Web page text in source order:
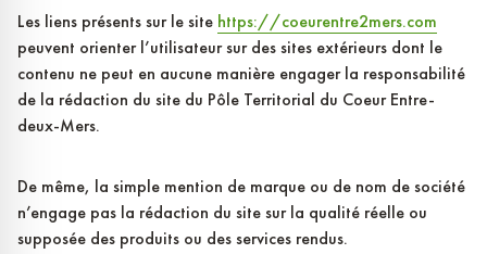
Les liens présents sur le site https://coeurentre2mers.com
peuvent orienter l’utilisateur sur des sites extérieurs dont le
contenu ne peut en aucune manière engager la responsabilité
de la rédaction du site du Pôle Territorial du Coeur Entre-
deux-Mers.
De même, la simple mention de marque ou de nom de société
n’engage pas la rédaction du site sur la qualité réelle ou
supposée des produits ou des services rendus.